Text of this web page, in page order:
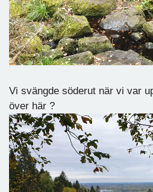
Vi svängde söderut när vi var
över här ?